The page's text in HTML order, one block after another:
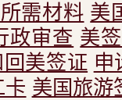
需材料 美
政审查 美
回美签证 申
卡 美国旅游